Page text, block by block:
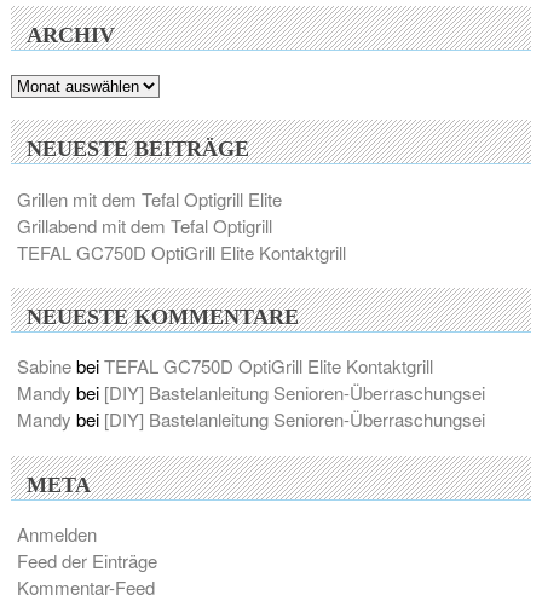
ARCHIV
Archiv
NEUESTE BEITRÄGE
Grillen mit dem Tefal Optigrill Elite
Grillabend mit dem Tefal Optigrill
TEFAL GC750D OptiGrill Elite Kontaktgrill
NEUESTE KOMMENTARE
SabinebeiTEFAL GC750D OptiGrill Elite Kontaktgrill
Mandy bei [DIY] Bastelanleitung Senioren-Überraschungsei
Mandy bei [DIY] Bastelanleitung Senioren-Überraschungsei
META
Anmelden
Feed der Einträge
Kommentar-Feed